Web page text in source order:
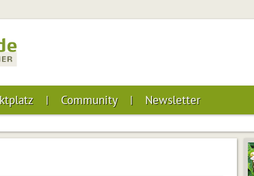
Community Newsletter